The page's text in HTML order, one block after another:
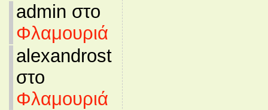
admin στο
Φλαμουριά
alexandrost
στο
Φλαμουριά